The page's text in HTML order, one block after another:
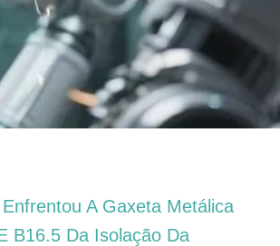
A Gaxeta Metálica
B16.5 Da Isolação Da